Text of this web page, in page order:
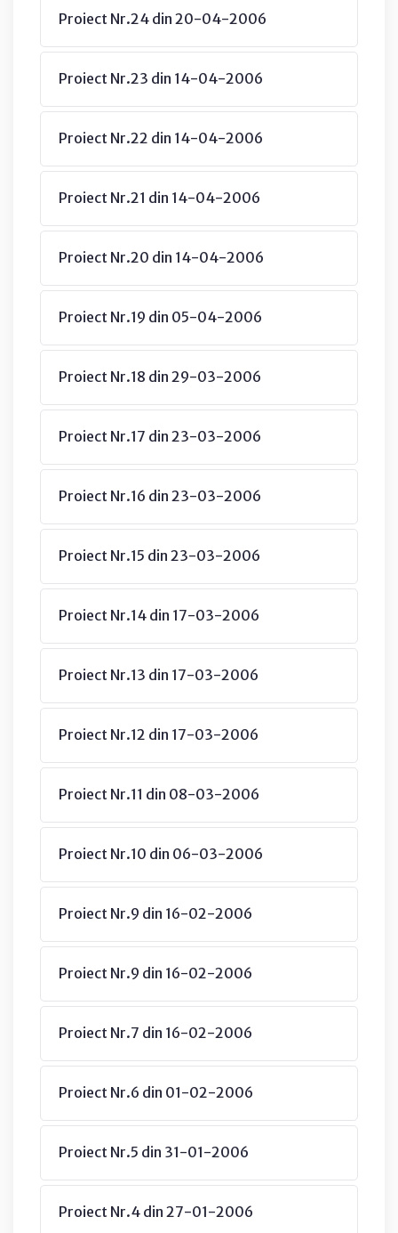
Proiect Nr.24 din 20-04-2006
Proiect Nr.23 din 14-04-2006
Proiect Nr.22 din 14-04-2006
Proiect Nr.21 din 14-04-2006
Proiect Nr.20 din 14-04-2006
Proiect Nr.19 din 05-04-2006
Proiect Nr.18 din 29-03-2006
Proiect Nr.17 din 23-03-2006
Proiect Nr.16 din 23-03-2006
Proiect Nr.15 din 23-03-2006
Proiect Nr.14 din 17-03-2006
Proiect Nr.13 din 17-03-2006
Proiect Nr.12 din 17-03-2006
Proiect Nr.11 din 08-03-2006
Proiect Nr.10 din 06-03-2006
Proiect Nr.9 din 16-02-2006
Proiect Nr.9 din 16-02-2006
Proiect Nr.7 din 16-02-2006
Proiect Nr.6 din 01-02-2006
Proiect Nr.5 din 31-01-2006
Proiect Nr.4 din 27-01-2006